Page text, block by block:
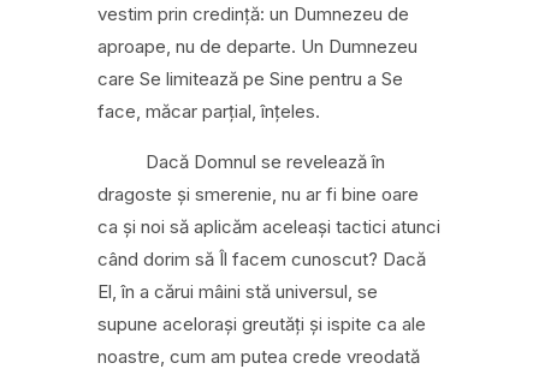
vestim prin credință: un Dumnezeu de
aproape, nu de departe. Un Dumnezeu
care Se limitează pe Sine pentru a Se
face, măcar parțial, înțeles.
Dacă Domnul se revelează în
dragoste și smerenie, nu ar fi bine oare
ca și noi să aplicăm aceleași tactici atunci
când dorim să Îl facem cunoscut? Dacă
El, în a cărui mâini stă universul, se
supune acelorași greutăți și ispite ca ale
noastre, cum am putea crede vreodată